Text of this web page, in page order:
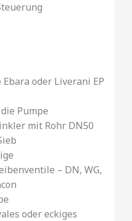
oder Liverani EP
Pumpe
mit Rohr DN50
– DN, WG,
oder eckiges